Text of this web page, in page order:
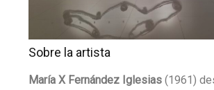
Sobre la artista
María X Fernández Iglesias (1961)